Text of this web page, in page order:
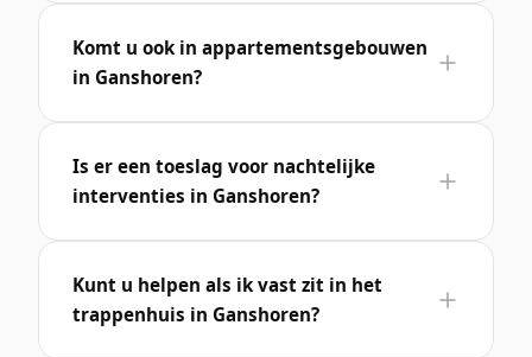
Komt u ook in appartementsgebouwen
in Ganshoren?
Is er een toeslag voor nachtelijke
interventies in Ganshoren?
Kunt u helpen als ik vast zit in het
trappenhuis in Ganshoren?